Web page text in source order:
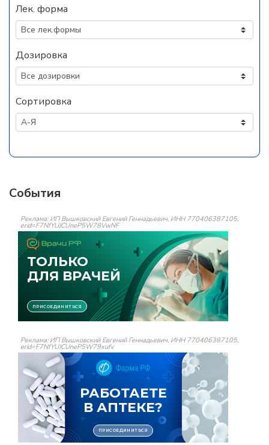
Лек. форма
Дозировка
Сортировка
События
Реклама: ИП Вышковский Евгений Геннадьевич, ИНН 770406387105,
erid=F7NfYUJCUneP5W78VwNF
Реклама: ИП Вышковский Евгений Геннадьевич, ИНН 770406387105,
erid=F7NfYUJCUneP5W79xufv